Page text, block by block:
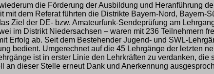
die Förderung der Ausbildung und Heranführung
dem Referat führten die Distrikte Bayern-Nord,
Ziel der DE- bzw. Amateurfunk-Sendeprüfung am
im Distrikt Niedersachsen – waren mit 236 Teilnehmern
Erfolg ab. Seit dem Bestehender Jugend- und SWL-
bedient. Umgerechnet auf die 45 Lehrgänge der letzten
ist in erster Linie den Lehrkräften zu verdanken,
an dieser Stelle erneut Dank und Anerkennung